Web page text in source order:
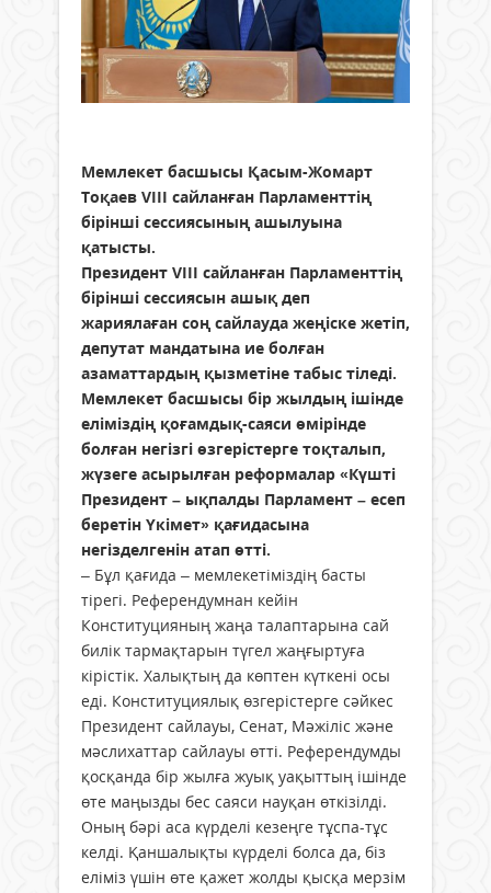
Мемлекет басшысы Қасым-Жомарт
Тоқаев VIII сайланған Парламенттің
бірінші сессиясының ашылуына
қатысты.
Президент VIII сайланған Парламенттің
бірінші сессиясын ашық деп
жариялаған соң сайлауда жеңіске жетіп,
депутат мандатына ие болған
азаматтардың қызметіне табыс тіледі.
Мемлекет басшысы бір жылдың ішінде
еліміздің қоғамдық-саяси өмірінде
болған негізгі өзгерістерге тоқталып,
жүзеге асырылған реформалар «Күшті
Президент – ықпалды Парламент – есеп
беретін Үкімет» қағидасына
негізделгенін атап өтті.
– Бұл қағида – мемлекетіміздің басты
тірегі. Референдумнан кейін
Конституцияның жаңа талаптарына сай
билік тармақтарын түгел жаңғыртуға
кірістік. Халықтың да көптен күткені осы
еді. Конституциялық өзгерістерге сәйкес
Президент сайлауы, Сенат, Мәжіліс және
мәслихаттар сайлауы өтті. Референдумды
қосқанда бір жылға жуық уақыттың ішінде
өте маңызды бес саяси науқан өткізілді.
Оның бәрі аса күрделі кезеңге тұспа-тұс
келді. Қаншалықты күрделі болса да, біз
еліміз үшін өте қажет жолды қысқа мерзім